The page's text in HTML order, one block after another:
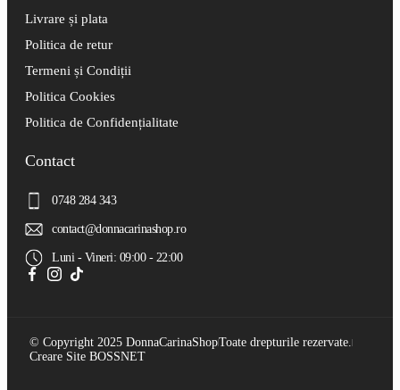
Livrare și plata
Politica de retur
Termeni și Condiții
Politica Cookies
Politica de Confidențialitate
Contact
0748 284 343
contact@donnacarinashop.ro
Luni - Vineri: 09:00 - 22:00
© Copyright 2025 DonnaCarinaShopToate drepturile rezervate.
Creare Site BOSSNET